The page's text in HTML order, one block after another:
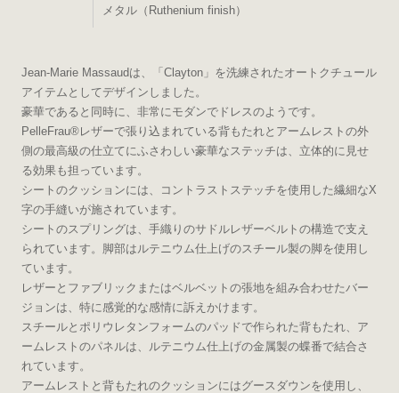
メタル（Ruthenium finish）
Jean-Marie Massaudは、「Clayton」を洗練されたオートクチュール
アイテムとしてデザインしました。
豪華であると同時に、非常にモダンでドレスのようです。
PelleFrau®レザーで張り込まれている背もたれとアームレストの外
側の最高級の仕立てにふさわしい豪華なステッチは、立体的に見せ
る効果も担っています。
シートのクッションには、コントラストステッチを使用した繊細なX
字の手縫いが施されています。
シートのスプリングは、手織りのサドルレザーベルトの構造で支え
られています。脚部はルテニウム仕上げのスチール製の脚を使用し
ています。
レザーとファブリックまたはベルベットの張地を組み合わせたバー
ジョンは、特に感覚的な感情に訴えかけます。
スチールとポリウレタンフォームのパッドで作られた背もたれ、ア
ームレストのパネルは、ルテニウム仕上げの金属製の蝶番で結合さ
れています。
アームレストと背もたれのクッションにはグースダウンを使用し、